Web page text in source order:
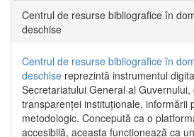
Centrul de resurse bibliografice în
deschise
Centrul de resurse bibliografice în
deschise reprezintă instrumentul
Secretariatului General al
transparenței instituționale, informării
metodologic. Concepută ca o
accesibilă, aceasta funcționează ca